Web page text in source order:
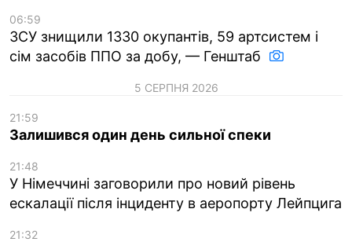
06:59
ЗСУ знищили 1330 окупантів, 59 артсистем і
сім засобів ППО за добу, — Генштаб
5 СЕРПНЯ 2026
21:59
Залишився один день сильної спеки
21:48
У Німеччині заговорили про новий рівень
ескалації після інциденту в аеропорту Лейпцига
21:32